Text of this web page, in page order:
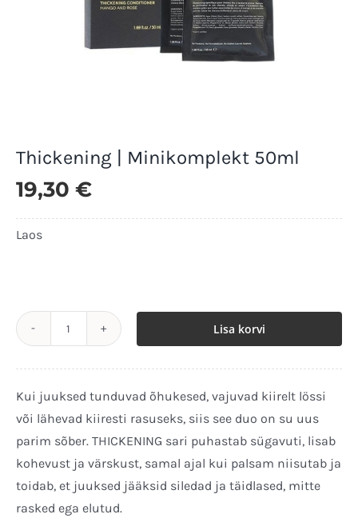
Thickening | Minikomplekt 50ml
19,30 €
Laos
Thickening
50ml
kogus
Lisa korvi
Kui juuksed tunduvad õhukesed, vajuvad kiirelt lössi
või lähevad kiiresti rasuseks, siis see duo on su uus
parim sõber. THICKENING sari puhastab sügavuti, lisab
kohevust ja värskust, samal ajal kui palsam niisutab ja
toidab, et juuksed jääksid siledad ja täidlased, mitte
rasked ega elutud.